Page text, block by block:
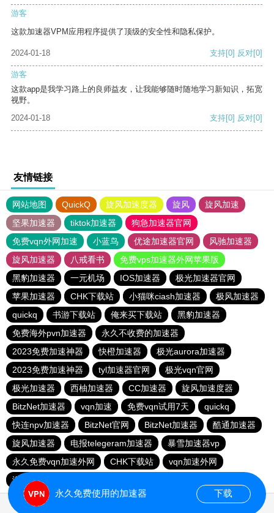
游客
这款加速器VPM应用程序提供了顶级的安全性和隐私保护。
2024-01-18 支持[0] 反对[0]
游客
这款app是我学习路上的良师益友，让我能够随时随地学习新知识，拓宽
视野。
2024-01-18
支持[0] 反对[0]
友情链接
网站地图 QuickQ 旋风加速度器 旋风
旋风加速
坚果加速器
tiktok加速器
狗急加速器官网
免费vqn外网加速
小蓝鸟 优途加速器官网
风驰加速器
旋风加速器
八戒看书
免费vps加速器外网苹果版
黑豹加速器
一元机场 IOS加速器
极光加速器官网
苹果加速器
CHK下载站 小猫咪ciash加速器
极风加速器
quickq
书游下载站 俺来买下载站
黑豹加速器
免费海外pvn加速器
永久不收费的加速器
2023免费加速神器
快橙加速器
极光aurora加速器
2023免费加速神器
tyl加速器官网
极光vqn官网
极光加速器
西柚加速器 CC加速器
旋风加速度器
BitzNet加速器
vqn加速 免费vqn试用7天
quickq
快连npv加速器
BitzNet官网 BitzNet加速器
酷通加速器
旋风加速器
电报telegeram加速器
暴雪加速器vp
永久免费vqn加速外网
CHK下载站
vqn加速外网
海鸥下载站
永久免费使用的加速器 下载